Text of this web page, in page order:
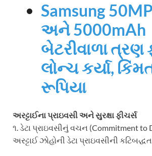
Samsung
અને 5000mAh
બેટરીવાળા ત્રણ
લોન્ચ કર્યા,
રૂપિયા
અરટ્ટાઈના પ્રાઇવસી અને સુરક્ષા ફીચર્સ
૧. ડેટા પ્રાઇવસીનું વચન (Commitment to
અરટ્ટાઈ ઝોહોની ડેટા પ્રાઇવસીની